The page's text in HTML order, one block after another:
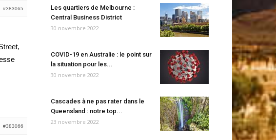
#383065
#383066
Les quartiers de Melbourne :
Central Business District
30 novembre 2022
COVID-19 en Australie : le point sur
la situation pour les...
30 novembre 2022
Cascades à ne pas rater dans le
Queensland : notre top...
23 novembre 2022